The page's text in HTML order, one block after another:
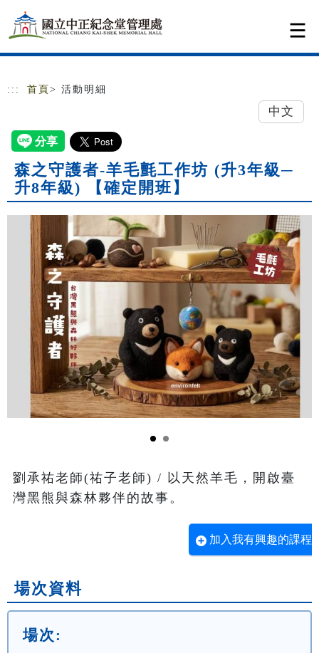
跳到主要內容
網站導覽
::: 首頁 > 活動明細
中文
森之守護者-羊毛氈工作坊 (升3年級─
升8年級) 【確定開班】
劉承祐老師(祐子老師) / 以天然羊毛，開啟臺
灣黑熊與森林夥伴的故事。
加入我有興趣的課程
場次資料
場次: